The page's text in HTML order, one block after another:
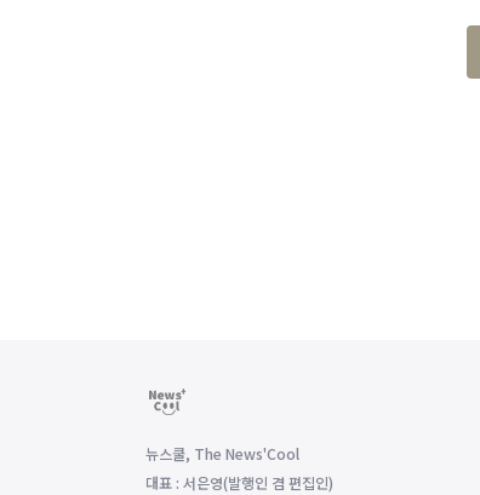
뉴스쿨, The News'Cool
대표 : 서은영(발행인 겸 편집인)